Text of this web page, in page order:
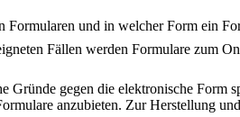
und in welcher Form ein
Fällen werden Formulare zum
gegen die elektronische
anzubieten. Zur Herstellung